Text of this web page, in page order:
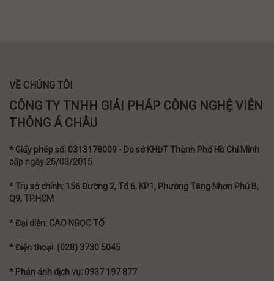
VỀ CHÚNG TÔI
CÔNG TY TNHH GIẢI PHÁP CÔNG NGHỆ VIỄN
THÔNG Á CHÂU
* Giấy phép số: 0313178009 - Do sở KHĐT Thành Phố Hồ Chí Minh
cấp ngày 25/03/2015
* Trụ sở chính: 156 Đường 2, Tổ 6, KP1, Phường Tăng Nhơn Phú B,
Q9, TP.HCM
* Đại diện: CAO NGỌC TỐ
* Điện thoại: (028) 3730 5045
* Phản ánh dịch vụ: 0937 197 877